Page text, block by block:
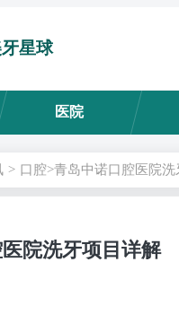
星球
医院
> 口腔>青岛中诺口腔医院
院洗牙项目详解